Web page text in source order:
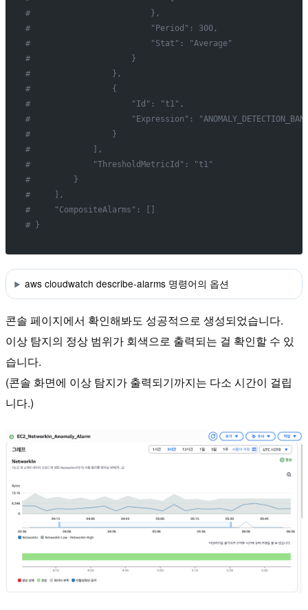
#                         },
#                         "Period": 300,
#                         "Stat": "Average"
#                     }
#                 },
#                 {
#                     "Id": "t1",
#                     "Expression":
#                 }
#             ],
#             "ThresholdMetricId": "t1"
#         }
#     ],
#     "CompositeAlarms": []
# }
aws cloudwatch describe-alarms 명령어의 옵션
콘솔 페이지에서 확인해봐도 성공적으로 생성되었습니다.
이상 탐지의 정상 범위가 회색으로 출력되는 걸 확인할 수 있
습니다.
(콘솔 화면에 이상 탐지가 출력되기까지는 다소 시간이 걸립
니다.)